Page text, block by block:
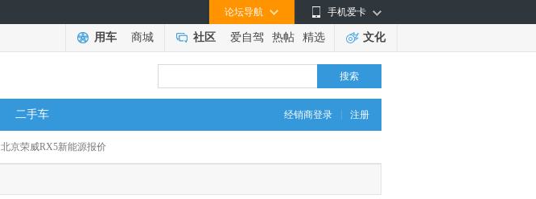
手机爱卡
论坛导航
用车 商城 社区 爱自驾 热帖 精选 文化
搜索
经销商登录 注册
二手车
北京荣威RX5新能源报价